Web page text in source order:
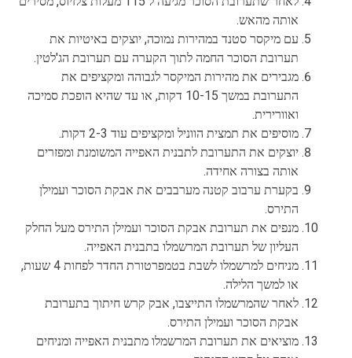
אותה מהאש.
עם מיקסר סטנד במהירות נמוכה, יוצקים באיטיות את
תערובת הסוכר החמה לתוך הקערה עם תערובת הג'לטין.
מגבירים את מהירות המיקסר לגבוהה ומקציפים את
התערובת במשך 10-15 דקות, או עד שהיא הופכת סמיכה
ואוורירית.
מוסיפים את תמצית הווניל ומקציפים עוד 2-3 דקות.
יוצקים את התערובת לתבנית האפייה המשומנת ומפזרים
אותה בצורה אחידה.
בקערת ערבוב קטנה מערבבים את אבקת הסוכר ועמילן
התירס.
מנפים את תערובת אבקת הסוכר ועמילן התירס מעל החלק
העליון של תערובת המרשמלו בתבנית האפייה.
מניחים למרשמלו לשבת בטמפרטורת החדר לפחות 4 שעות,
או למשך הלילה.
לאחר שהמרשמלו התייצבו, אבק קרש חיתוך בתערובת
אבקת הסוכר ועמילן התירס.
מוציאים את תערובת המרשמלו מתבנית האפייה ומניחים